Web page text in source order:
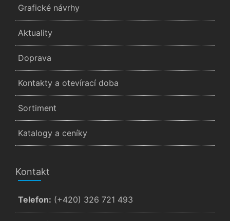
Grafické návrhy
Aktuality
Doprava
Kontakty a otevírací doba
Sortiment
Katalogy a ceníky
Kontakt
Telefon: (+420) 326 721 493